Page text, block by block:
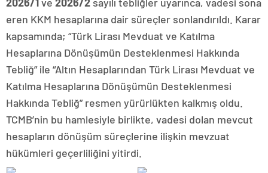
eren KKM hesaplarına dair süreçler sonlandırıldı. Karar
kapsamında; “Türk Lirası Mevduat ve Katılma
Hesaplarına Dönüşümün Desteklenmesi Hakkında
Tebliğ” ile “Altın Hesaplarından Türk Lirası Mevduat ve
Katılma Hesaplarına Dönüşümün Desteklenmesi
Hakkında Tebliğ” resmen yürürlükten kalkmış oldu.
TCMB’nin bu hamlesiyle birlikte, vadesi dolan mevcut
hesapların dönüşüm süreçlerine ilişkin mevzuat
hükümleri geçerliliğini yitirdi.